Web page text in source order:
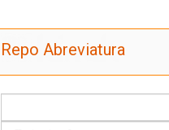
Repo Abreviatura